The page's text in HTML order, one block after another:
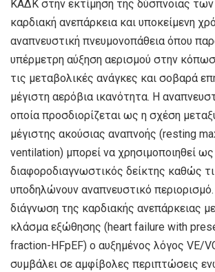
ΚΑΔΚ στην εκτίμηση της δύσπνοιας
καρδιακή ανεπάρκεια και υποκείμενη
αναπνευστική πνευμονοπάθεια όπου
υπέρμετρη αύξηση αερισμού στην
τις μεταβολικές ανάγκες και σοβαρά
μέγιστη αερόβια ικανότητα. Η
οποία προσδιορίζεται ως η σχέση
μέγιστης ακούσιας αναπνοής (resting
ventilation) μπορεί να χρησιμοποιηθεί ως
διαφοροδιαγνωστικός δείκτης καθώς
υποδηλώνουν αναπνευστικό
διάγνωση της καρδιακής ανεπάρκειας
κλάσμα εξώθησης (heart failure with
fraction-HFpEF) ο αυξημένος λόγος VE/
συμβάλει σε αμφίβολες περιπτώσεις